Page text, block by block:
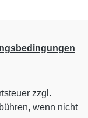
zzgl.
wenn nicht